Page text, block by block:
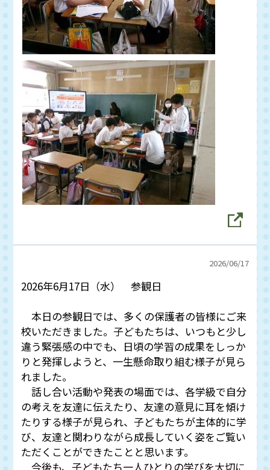
2026/06/17
2026年6月17日（水） 参観日
本日の参観日では、多くの保護者の皆様にご来
校いただきました。子どもたちは、いつもと少し
違う緊張感の中でも、日頃の学習の成果をしっか
りと発揮しようと、一生懸命取り組む様子が見ら
れました。
話し合い活動や発表の場面では、各学級で自分
の考えを友達に伝えたり、友達の意見に耳を傾け
たりする様子が見られ、子どもたちが主体的に学
び、友達と関わりながら成長していく姿をご覧い
ただくことができたことと思います。
今後も、子どもたち一人ひとりの学びを大切に